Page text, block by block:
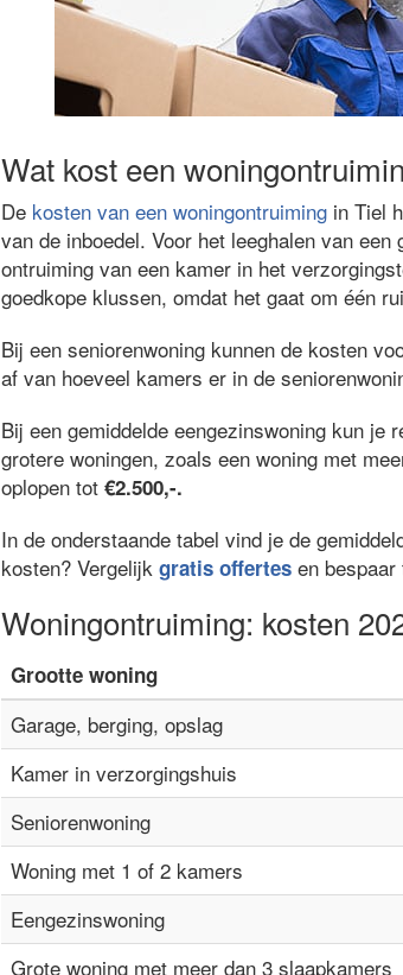
Wat kost een
De kosten van een woningontruiming in Tiel
van de inboedel. Voor het leeghalen van
ontruiming van een kamer in het
goedkope klussen, omdat het gaat om één
Bij een seniorenwoning kunnen de kosten
af van hoeveel kamers er in de
Bij een gemiddelde eengezinswoning kun je
grotere woningen, zoals een woning met
oplopen tot €2.500,-.
In de onderstaande tabel vind je de
kosten? Vergelijk gratis offertes en
Woningontruiming: kosten
Grootte woning
Garage, berging, opslag
Kamer in verzorgingshuis
Seniorenwoning
Woning met 1 of 2 kamers
Eengezinswoning
Grote woning met meer dan 3 slaapkamers